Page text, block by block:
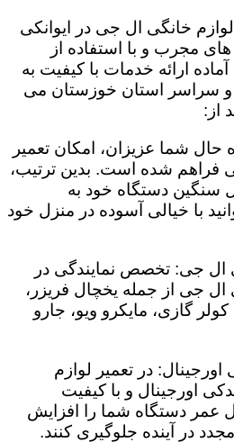
خانگی ال جی در ایوانکی
مجرب و با استفاده از
ارائه خدمات با کیفیت به
و سراسر استان خوزستان می
از:
حال شما عزیزان، امکان تعمیر
فراهم شده است. بدین ترتیب،
سنگین دستگاه خود به
با خیالی آسوده در منزل خود
ال جی: تخصص نمایندگی در
ال جی از جمله یخچال فریزر،
گازی، مایکرو ویو، جارو
در تعمیر لوازم
اورجینال و با کیفیت
عمر دستگاه شما را افزایش
در آینده جلوگیری کنند.